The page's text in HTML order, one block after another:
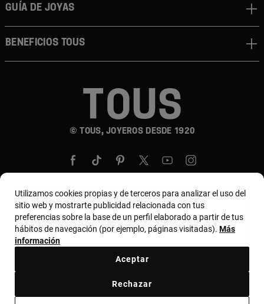
© TOUS, JOYEROS DESDE 1920
GUÍA DE JOYAS
BENEFICIOS TOUS
País y moneda:United States Of America / US
Dollar
Utilizamos cookies propias y de terceros para analizar el uso del
sitio web y mostrarte publicidad relacionada con tus
preferencias sobre la base de un perfil elaborado a partir de tus
hábitos de navegación (por ejemplo, páginas visitadas). Más
información
Rechazar
Aceptar